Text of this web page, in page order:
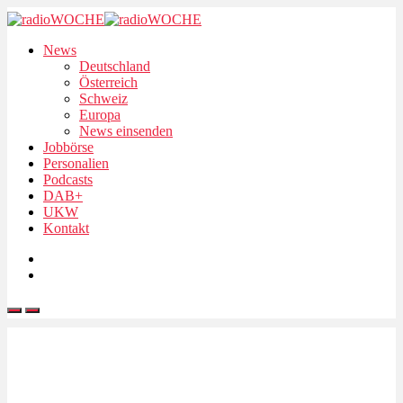
News
Deutschland
Österreich
Schweiz
Europa
News einsenden
Jobbörse
Personalien
Podcasts
DAB+
UKW
Kontakt